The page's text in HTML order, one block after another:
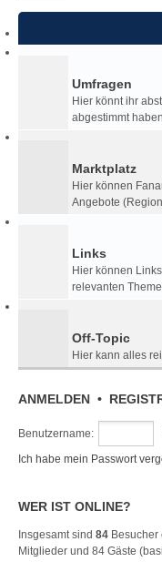
Umfragen
Hier könnt ihr
abgestimmt
Marktplatz
Hier können
Angebote
Links
Hier können
relevanten
Off-Topic
Hier kann alles
ANMELDEN •
Benutzername:
Ich habe mein Passwort
WER IST ONLINE?
Insgesamt sind 84
Mitglieder und 84 Gäste